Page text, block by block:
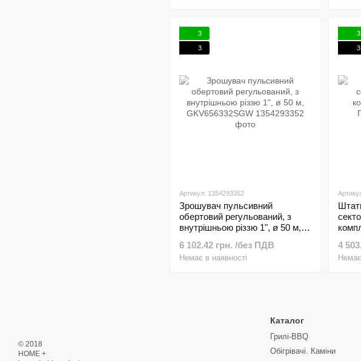
3
3
Артикул: 1354293352
Зрошувач пульсивний
обертовий регульований, з
внутрішньою різзю 1", ø 50 м,
6 102.42 грн. /без ПДВ
Немає в наявності
3
3
4
© 2018
HOME +
Каталог
Грилі-BBQ
Обігрівачі. Каміни